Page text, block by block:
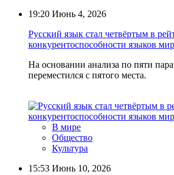
19:20 Июнь 4, 2026
Русский язык стал четвёртым в
конкурентоспособности языков
На основании анализа по пяти
переместился с пятого места.
В мире
Общество
Культура
15:53 Июнь 10, 2026